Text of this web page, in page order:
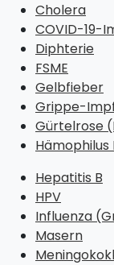
Cholera
COVID-19-
Diphterie
FSME
Gelbfieber
Grippe-
Gürtelrose
Hämophilus
Hepatitis B
HPV
Influenza
Masern